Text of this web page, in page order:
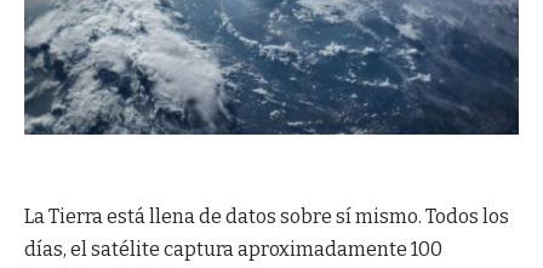
La Tierra está llena de datos sobre sí mismo. Todos los
días, el satélite captura aproximadamente 100